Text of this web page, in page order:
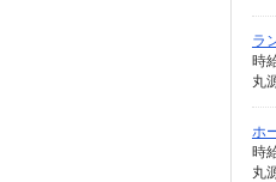
ラ
時
丸
ホ
時
丸